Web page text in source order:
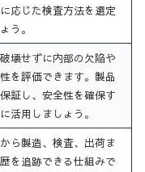
応じた検査方法を選定
う。
壊せずに内部の欠陥や
を評価できます。製品
証し、安全性を確保す
活用しましょう。
ら製造、検査、出荷ま
を追跡できる仕組みで